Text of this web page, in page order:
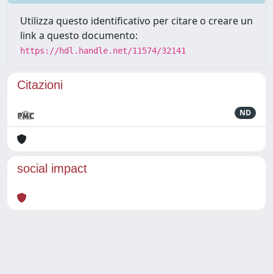
Utilizza questo identificativo per citare o creare un
link a questo documento:
https://hdl.handle.net/11574/32141
Citazioni
ND
social impact